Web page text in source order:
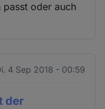
passt oder auch
4 Sep 2018 - 00:59
der